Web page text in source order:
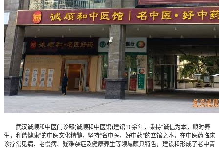
武汉诚顺和中医门诊部(诚顺和中医馆)建馆10余年，秉持“诚信为本，顺时养
生，和谐健康”的中医文化精髓，坚持“名中医，好中药”的立馆之本，在中医药临床
诊疗常见病、老慢病、疑难杂症及健康养生等领域颇具特色，建设和形成了老中青